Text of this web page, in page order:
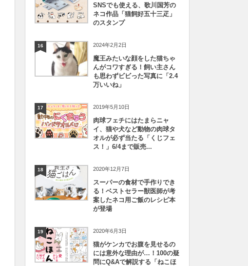
SNSでも使える、歌川国芳の
ネコ作品「猫飼好五十三疋」
のスタンプ
16 2024年2月2日
魔王みたいな顔をした猫ちゃ
んがコワすぎる！飼い主さん
も思わずビビった写真に「2.4
万いいね」
17 2019年5月10日
肉球フェチにはたまらニャ
イ、猫や犬など動物の肉球タ
オルが必ず当たる「くじフェ
ス！」6/4まで販売...
18 2020年12月7日
スーパーの食材で手作りでき
る！ベストセラー獣医師が考
案したネコ用ご飯のレシピ本
が登場
19 2020年6月3日
猫がケンカでお腹を見せるの
には意外な理由が…！100の疑
問にQ&Aで解説する「ねこほ